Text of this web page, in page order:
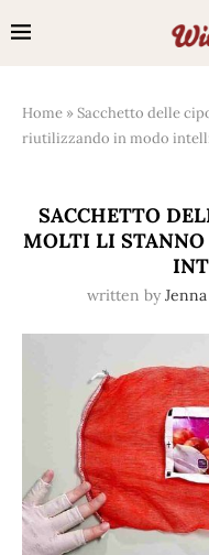
Home »Sacchetto delle
riutilizzando in modo
SACCHETTO
MOLTI LI
written by